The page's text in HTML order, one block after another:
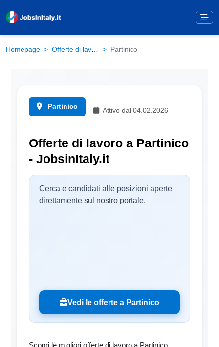
Homepage Offerte di lavoro Partinico
Partinico
Attivo dal 04.02.2026
Offerte di lavoro a Partinico
- JobsinItaly.it
Cerca e candidati alle posizioni aperte
direttamente sul nostro portale.
Vedi le offerte a Partinico
Scopri le migliori offerte di lavoro a Partinico.